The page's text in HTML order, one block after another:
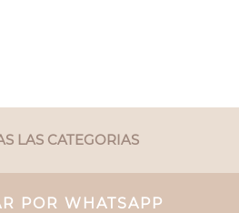
LAS CATEGORIAS
POR WHATSAPP